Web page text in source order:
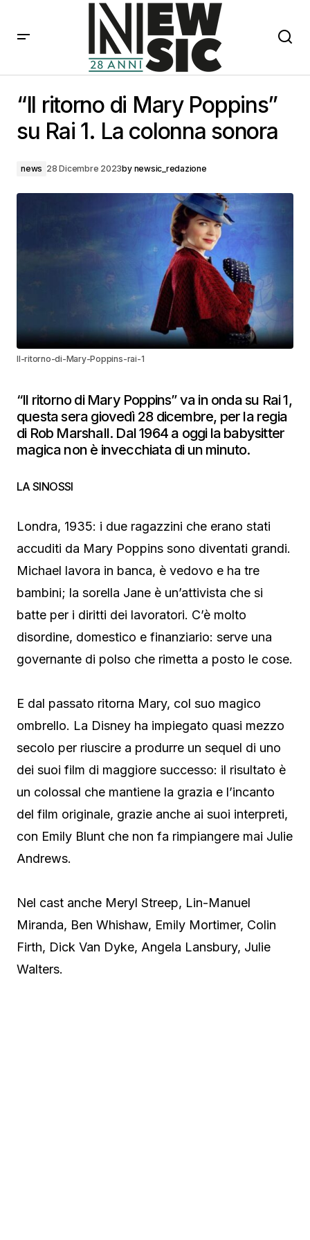
sonora
“Il ritorno di Mary Poppins”
su Rai 1. La colonna sonora
news 28 Dicembre 2023by newsic_redazione
Il-ritorno-di-Mary-Poppins-rai-1
“Il ritorno di Mary Poppins” va in onda su Rai 1,
questa sera giovedì 28 dicembre, per la regia
di Rob Marshall. Dal 1964 a oggi la babysitter
magica non è invecchiata di un minuto.
LA SINOSSI
Londra, 1935: i due ragazzini che erano stati
accuditi da Mary Poppins sono diventati grandi.
Michael lavora in banca, è vedovo e ha tre
bambini; la sorella Jane è un’attivista che si
batte per i diritti dei lavoratori. C’è molto
disordine, domestico e finanziario: serve una
governante di polso che rimetta a posto le cose.
E dal passato ritorna Mary, col suo magico
ombrello. La Disney ha impiegato quasi mezzo
secolo per riuscire a produrre un sequel di uno
dei suoi film di maggiore successo: il risultato è
un colossal che mantiene la grazia e l’incanto
del film originale, grazie anche ai suoi interpreti,
con Emily Blunt che non fa rimpiangere mai Julie
Andrews.
Nel cast anche Meryl Streep, Lin-Manuel
Miranda, Ben Whishaw, Emily Mortimer, Colin
Firth, Dick Van Dyke, Angela Lansbury, Julie
Walters.